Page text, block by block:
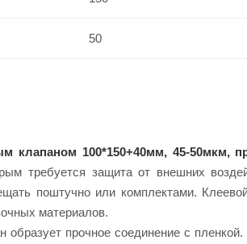
50
клапаном 100*150+40мм, 45-50мкм,
требуется защита от внешних
поштучно или комплектами.
материалов.
образует прочное соединение с